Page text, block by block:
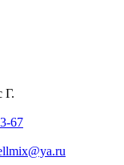
Г.
67